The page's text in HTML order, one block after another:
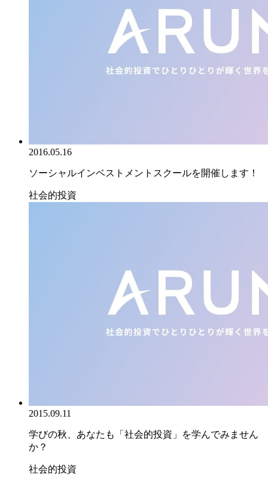
2016.05.16
ソーシャルインベストメントスクールを開催します！
社会的投資
2015.09.11
学びの秋、あなたも「社会的投資」を学んでみません
か？
社会的投資